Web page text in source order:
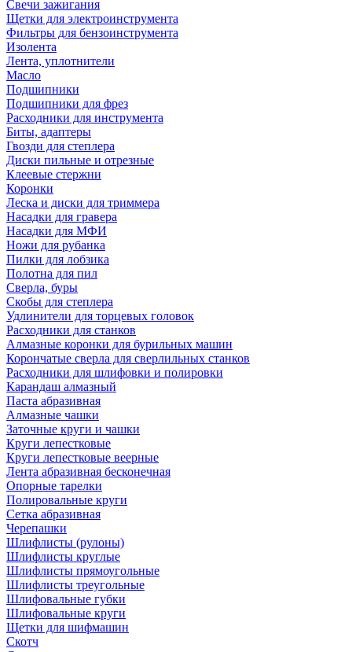
Свечи зажигания
Щетки для электроинструмента
Фильтры для бензоинструмента
Изолента
Лента, уплотнители
Масло
Подшипники
Подшипники для фрез
Расходники для инструмента
Биты, адаптеры
Гвозди для степлера
Диски пильные и отрезные
Клеевые стержни
Коронки
Леска и диски для триммера
Насадки для гравера
Насадки для МФИ
Ножи для рубанка
Пилки для лобзика
Полотна для пил
Сверла, буры
Скобы для степлера
Удлинители для торцевых головок
Расходники для станков
Алмазные коронки для бурильных машин
Корончатые сверла для сверлильных станков
Расходники для шлифовки и полировки
Карандаш алмазный
Паста абразивная
Алмазные чашки
Заточные круги и чашки
Круги лепестковые
Круги лепестковые веерные
Лента абразивная бесконечная
Опорные тарелки
Полировальные круги
Сетка абразивная
Черепашки
Шлифлисты (рулоны)
Шлифлисты круглые
Шлифлисты прямоугольные
Шлифлисты треугольные
Шлифовальные губки
Шлифовальные круги
Щетки для шифмашин
Скотч